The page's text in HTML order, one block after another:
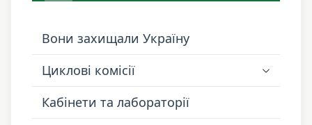
Вони захищали Україну
Циклові комісії
Кабінети та лабораторії